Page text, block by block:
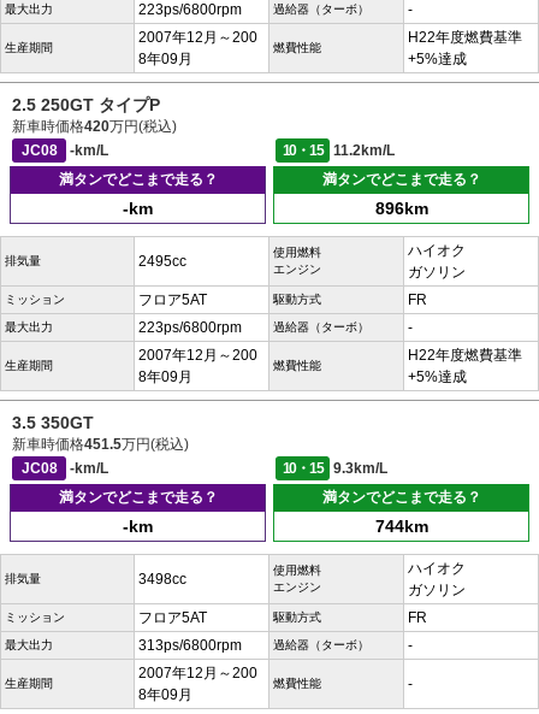
最大出力 223ps/6800rpm 過給器（ターボ） -
生産期間
2007年12月～200
8年09月
燃費性能
H22年度燃費基準
+5%達成
2.5 250GT タイプP
新車時価格420万円(税込)
JC08
-km/L 10・15
11.2km/L
満タンでどこまで走る？
-km
満タンでどこまで走る？
896km
排気量 2495cc
使用燃料
エンジン
ハイオク
ガソリン
ミッション フロア5AT 駆動方式 FR
最大出力 223ps/6800rpm 過給器（ターボ） -
生産期間
2007年12月～200
8年09月
燃費性能
H22年度燃費基準
+5%達成
3.5 350GT
新車時価格451.5万円(税込)
JC08
-km/L 10・15
9.3km/L
満タンでどこまで走る？
-km
満タンでどこまで走る？
744km
排気量 3498cc
使用燃料
エンジン
ハイオク
ガソリン
ミッション フロア5AT 駆動方式 FR
最大出力 313ps/6800rpm 過給器（ターボ） -
生産期間
2007年12月～200
8年09月
燃費性能 -